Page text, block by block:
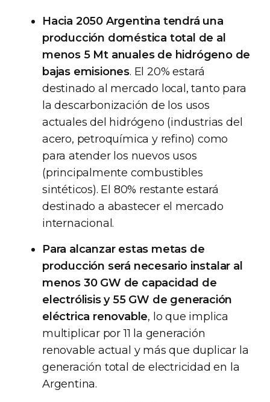
Hacia 2050 Argentina tendrá una
producción doméstica total de al
menos 5 Mt anuales de hidrógeno de
bajas emisiones. El 20% estará
destinado al mercado local, tanto para
la descarbonización de los usos
actuales del hidrógeno (industrias del
acero, petroquímica y refino) como
para atender los nuevos usos
(principalmente combustibles
sintéticos). El 80% restante estará
destinado a abastecer el mercado
internacional.
Para alcanzar estas metas de
producción será necesario instalar al
menos 30 GW de capacidad de
electrólisis y 55 GW de generación
eléctrica renovable, lo que implica
multiplicar por 11 la generación
renovable actual y más que duplicar la
generación total de electricidad en la
Argentina.